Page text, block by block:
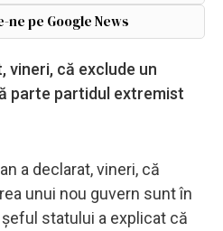
ne pe Google News
vineri, că exclude un
parte partidul extremist
a declarat, vineri, că
unui nou guvern sunt în
statului a explicat că